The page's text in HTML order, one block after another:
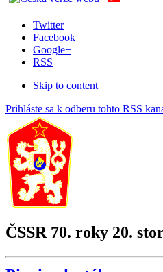
Twitter
Facebook
Google+
RSS
Skip to content
Prihláste sa k odberu tohto RSS
ČSSR 70. roky 20.